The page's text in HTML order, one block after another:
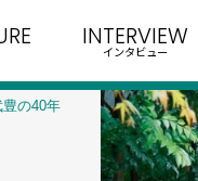
INTERVIEW
インタビュー
の40年